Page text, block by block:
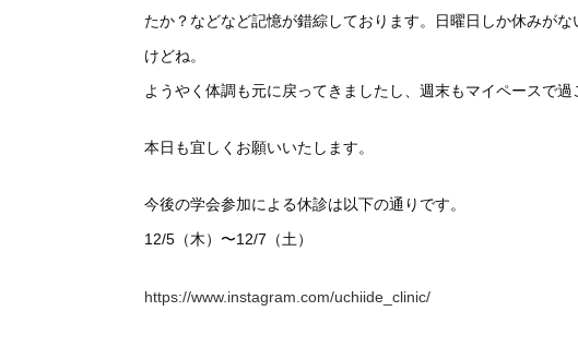
たか？などなど記憶が錯綜しております。日曜日しか休みが
けどね。
ようやく体調も元に戻ってきましたし、週末もマイペースで過
本日も宜しくお願いいたします。
今後の学会参加による休診は以下の通りです。
12/5（木）〜12/7（土）
https://www.instagram.com/uchiide_clinic/